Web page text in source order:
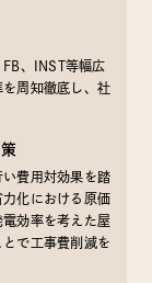
FB、INST等幅広
を周知徹底し、社
費用対効果を踏
力化における原価
効率を考えた屋
で工事費削減を